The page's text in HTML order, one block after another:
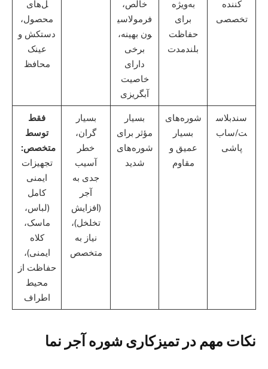
کننده
تخصصی
به‌ویژه
برای
حفاظت
بلندمدت
خالص،
فرمولاسی
ون بهینه،
برخی
دارای
خاصیت
آبگریزی
ل‌های
محصول،
دستکش و
عینک
محافظ
سندبلاس
ت/ساب
پاشی
شوره‌های
بسیار
عمیق و
مقاوم
بسیار
مؤثر برای
شوره‌های
شدید
بسیار
گران،
خطر
آسیب
جدی به
آجر
(افزایش
تخلخل)،
نیاز به
متخصص
فقط
توسط
متخصص:
تجهیزات
ایمنی
کامل
(لباس،
ماسک،
کلاه
ایمنی)،
حفاظت از
محیط
اطراف
نکات مهم در تمیزکاری شوره آجر نما